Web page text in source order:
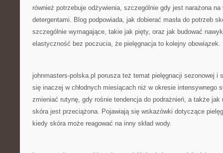
również potrzebuje odżywienia, szczególnie gdy jest narażona
detergentami. Blog podpowiada, jak dobierać masła do potrzeb
szczególnie wymagające, takie jak pięty, oraz jak budować
elastyczność bez poczucia, że pielęgnacja to kolejny obowiązek.
johnmasters-polska.pl porusza też temat pielęgnacji sezonowej i
się inaczej w chłodnych miesiącach niż w okresie intensywnego
zmieniać rutynę, gdy rośnie tendencja do podrażnień, a także
skóra jest przeciążona. Pojawiają się wskazówki dotyczące
kiedy skóra może reagować na inny skład wody.